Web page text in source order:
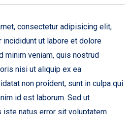
consectetur adipisicing elit,
ut labore et dolore
minim veniam, quis nostrud
nisi ut aliquip ex ea
non proident, sunt in culpa qui
id est laborum. Sed ut
natus error sit voluptatem